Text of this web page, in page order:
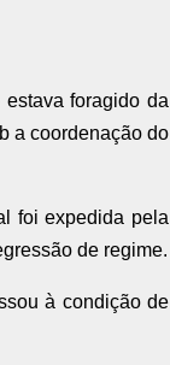
foragido da
a coordenação do
foi expedida pela
de regime.
à condição de